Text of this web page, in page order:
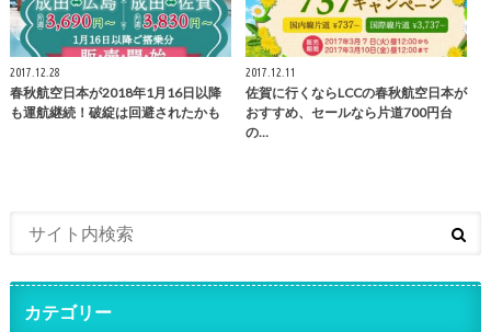
2017.12.28
春秋航空日本が2018年1月16日以降
も運航継続！破綻は回避されたかも
2017.12.11
佐賀に行くならLCCの春秋航空日本が
おすすめ、セールなら片道700円台
の…
カテゴリー